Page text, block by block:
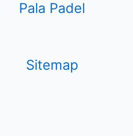
Pala Padel
Sitemap